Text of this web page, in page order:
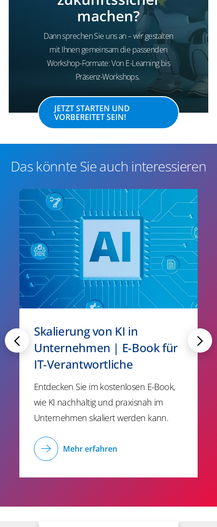
machen?
Dann sprechen Sie uns an – wir gestalten
mit Ihnen gemeinsam die passenden
Workshop-Formate: Von E-Learning bis
Präsenz-Workshops.
JETZT STARTEN UND
VORBEREITET SEIN!
Das könnte Sie auch interessieren
Skalierung von KI in
Unternehmen | E-Book für
IT-Verantwortliche
Entdecken Sie im kostenlosen E-Book,
wie KI nachhaltig und praxisnah im
Unternehmen skaliert werden kann.
Mehr erfahren